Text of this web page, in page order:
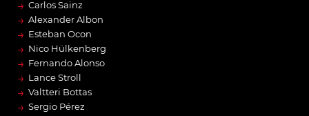
→ Carlos Sainz
→ Alexander Albon
→ Esteban Ocon
→ Nico Hülkenberg
→ Fernando Alonso
→ Lance Stroll
→ Valtteri Bottas
→ Sergio Pérez